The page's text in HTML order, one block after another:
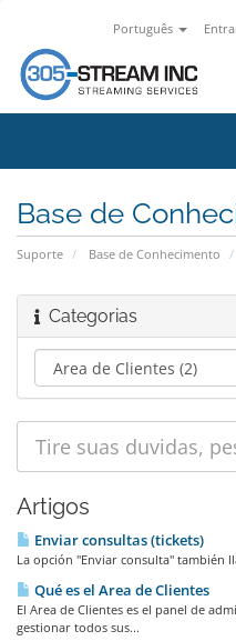
Português
Base de
Suporte Base de Conhecimento
Categorias
Artigos
Enviar consultas (tickets)
La opción "Enviar consulta" también
Qué es el Area de Clientes
El Area de Clientes es el panel de
gestionar todos sus...